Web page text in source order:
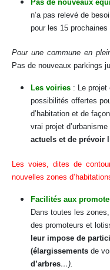
Pas de nouveaux
n’a pas relevé de
pour les 15 prochaines
Pour une commune en
Pas de nouveaux parkings
Les voiries : Le projet
possibilités offertes
d’habitation et de
vrai projet d’urbanisme
actuels et de prévoir
Les voies, dites de
nouvelles zones
Facilités aux
Dans toutes les
des promoteurs et
leur impose de
(élargissements de
d’arbres…).